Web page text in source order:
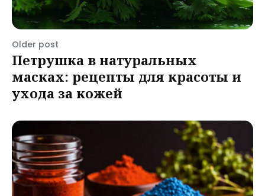
Older post
Петрушка в натуральных
масках: рецепты для красоты и
ухода за кожей